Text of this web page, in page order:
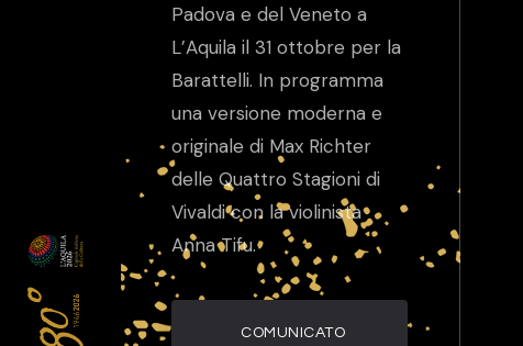
Padova e del Veneto a
L’Aquila il 31 ottobre per la
Barattelli. In programma
una versione moderna e
originale di Max Richter
delle Quattro Stagioni di
Vivaldi con la violinista
Anna Tifu.
COMUNICATO